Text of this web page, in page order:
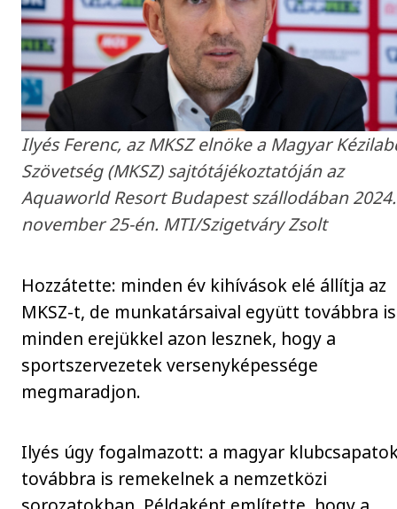
Ilyés Ferenc, az MKSZ elnöke a Magyar
Szövetség (MKSZ) sajtótájékoztatóján az
Aquaworld Resort Budapest szállodában 2024.
november 25-én. MTI/Szigetváry Zsolt
Hozzátette: minden év kihívások elé állítja az
MKSZ-t, de munkatársaival együtt továbbra is
minden erejükkel azon lesznek, hogy a
sportszervezetek versenyképessége
megmaradjon.
Ilyés úgy fogalmazott: a magyar
továbbra is remekelnek a nemzetközi